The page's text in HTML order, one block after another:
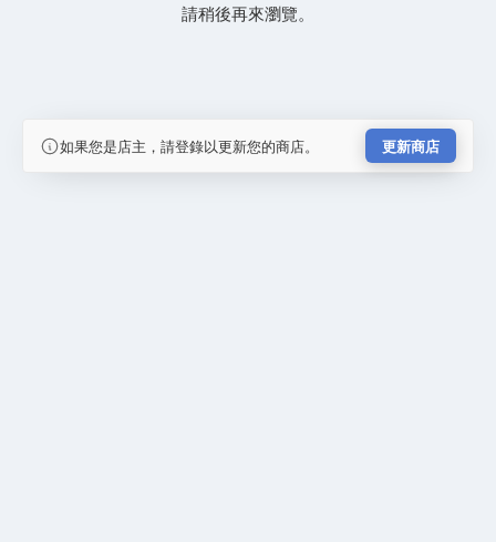
請稍後再來瀏覽。
如果您是店主，請登錄以更新您的商店。 更新商店